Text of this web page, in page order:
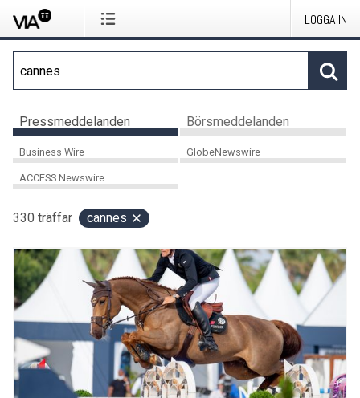
LOGGA IN
Pressmeddelanden Börsmeddelanden
Business Wire GlobeNewswire
ACCESS Newswire
330 träffar cannes